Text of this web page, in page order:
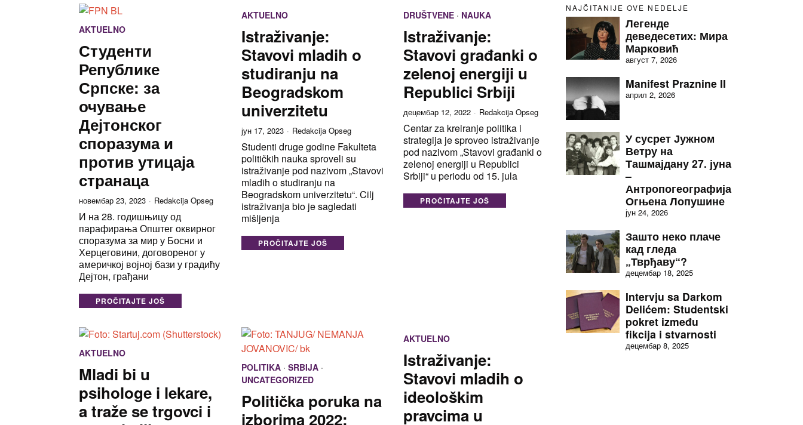
AKTUELNO
Студенти
Републике
Српске: за
очување
Дејтонског
споразума и
против утицаја
странаца
новембар 23, 2023 Redakcija Opseg
И на 28. годишњицу од
парафирања Општег оквирног
споразума за мир у Босни и
Херцеговини, договореног у
америчкој војној бази у градићу
Дејтон, грађани
PROČITAJTE JOŠ
AKTUELNO
Istraživanje:
Stavovi mladih o
studiranju na
Beogradskom
univerzitetu
јун 17, 2023 Redakcija Opseg
Studenti druge godine Fakulteta
političkih nauka sproveli su
istraživanje pod nazivom „Stavovi
mladih o studiranju na
Beogradskom univerzitetu“. Cilj
istraživanja bio je sagledati
mišljenja
PROČITAJTE JOŠ
DRUŠTVENE · NAUKA
Istraživanje:
Stavovi građanki o
zelenoj energiji u
Republici Srbiji
децембар 12, 2022 Redakcija Opseg
Centar za kreiranje politika i
strategija je sproveo istraživanje
pod nazivom „Stavovi građanki o
zelenoj energiji u Republici
Srbiji“ u periodu od 15. jula
PROČITAJTE JOŠ
AKTUELNO
Mladi bi u
psihologe i lekare,
a traže se trgovci i
POLITIKA · SRBIJA ·
UNCATEGORIZED
Politička poruka na
izborima 2022:
AKTUELNO
Istraživanje:
Stavovi mladih o
ideološkim
pravcima u
NAJČITANIJE OVE NEDELJE
Легенде
деведесетих: Мира
Марковић
август 7, 2026
Manifest Praznine II
април 2, 2026
У сусрет Јужном
Ветру на
Ташмајдану 27. јуна
–
Антропогеографија
Огњена Лопушине
јун 24, 2026
Зашто неко плаче
кад гледа
„Тврђаву“?
децембар 18, 2025
Intervju sa Darkom
Delićem: Studentski
pokret između
fikcija i stvarnosti
децембар 8, 2025